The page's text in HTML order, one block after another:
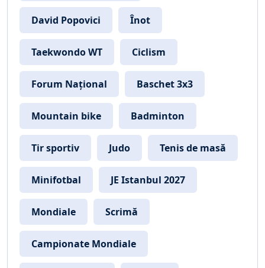
David Popovici Înot
Taekwondo WT Ciclism
Forum Național Baschet 3x3
Mountain bike Badminton
Tir sportiv Judo Tenis de masă
Minifotbal JE Istanbul 2027
Mondiale Scrimă
Campionate Mondiale